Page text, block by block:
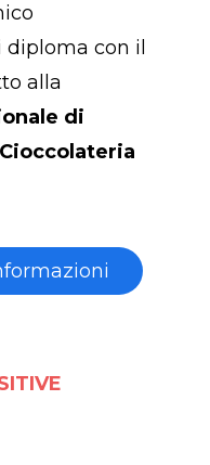
diploma con il
alla
di